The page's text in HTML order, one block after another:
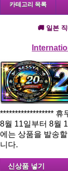
카테고리 목록
🚚 일본
****************** 휴
8월 11일부터 8월
에는 상품을 발송
니다.
신상품 넣기